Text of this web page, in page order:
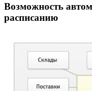
Возможность
расписанию